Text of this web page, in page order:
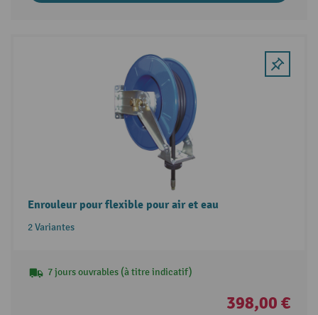
Enrouleur pour flexible pour air et eau
2 Variantes
7 jours ouvrables (à titre indicatif)
398,00 €